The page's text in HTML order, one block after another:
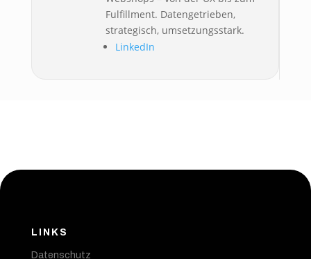
Fulfillment. Datengetrieben,
strategisch, umsetzungsstark.
LinkedIn
LINKS
Datenschutz